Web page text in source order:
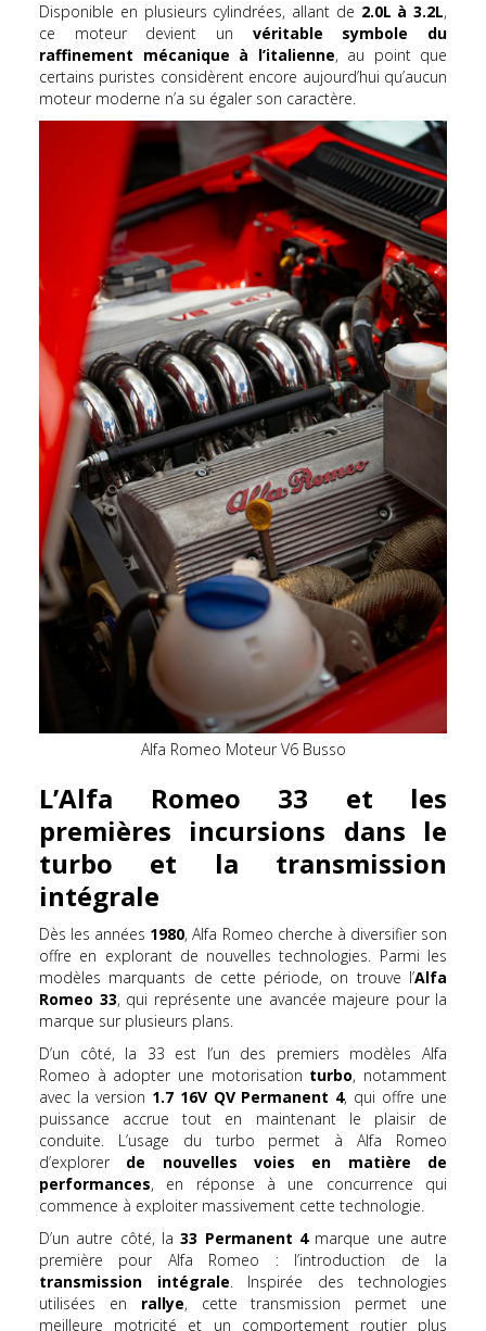
Disponible en plusieurs cylindrées, allant de 2.0L à 3.2L,
ce moteur devient un véritable symbole du
raffinement mécanique à l’italienne, au point que
certains puristes considèrent encore aujourd’hui qu’aucun
moteur moderne n’a su égaler son caractère.
Alfa Romeo Moteur V6 Busso
L’Alfa Romeo 33 et les
premières incursions dans le
turbo et la transmission
intégrale
Dès les années 1980, Alfa Romeo cherche à diversifier son
offre en explorant de nouvelles technologies. Parmi les
modèles marquants de cette période, on trouve l’Alfa
Romeo 33, qui représente une avancée majeure pour la
marque sur plusieurs plans.
D’un côté, la 33 est l’un des premiers modèles Alfa
Romeo à adopter une motorisation turbo, notamment
avec la version 1.7 16V QV Permanent 4, qui offre une
puissance accrue tout en maintenant le plaisir de
conduite. L’usage du turbo permet à Alfa Romeo
d’explorer de nouvelles voies en matière de
performances, en réponse à une concurrence qui
commence à exploiter massivement cette technologie.
D’un autre côté, la33 Permanent 4marque une autre
première pour Alfa Romeo : l’introduction de la
transmission intégrale. Inspirée des technologies
utilisées en rallye, cette transmission permet une
meilleure motricité et un comportement routier plus